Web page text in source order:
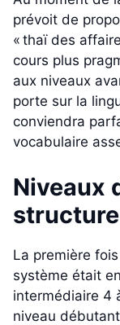
prévoit de
« thaï des
cours plus
aux niveaux
porte sur la
conviendra
vocabulaire
Niveaux
La première fois
système était
intermédiaire 4
niveau débutant